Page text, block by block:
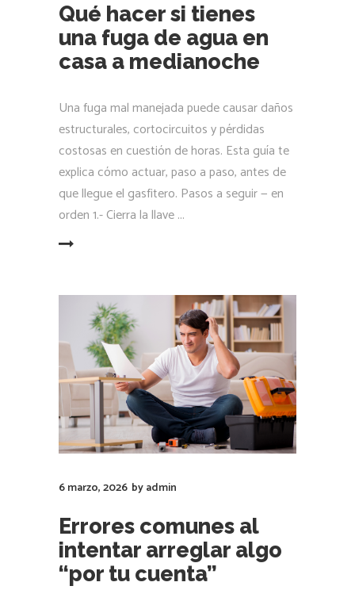
Qué hacer si tienes
una fuga de agua en
casa a medianoche
Una fuga mal manejada puede causar daños
estructurales, cortocircuitos y pérdidas
costosas en cuestión de horas. Esta guía te
explica cómo actuar, paso a paso, antes de
que llegue el gasfitero. Pasos a seguir — en
orden 1.- Cierra la llave
6 marzo, 2026 byadmin
Errores comunes al
intentar arreglar algo
“por tu cuenta”